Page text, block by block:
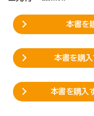
本書を
本書を購入
本書を購入